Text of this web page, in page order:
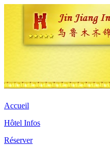
Accueil
Hôtel Infos
Réserver